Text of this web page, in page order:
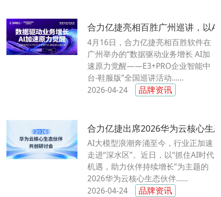
合力亿捷亮相百胜广州巡讲，以
4月16日，合力亿捷亮相百胜软件在
广州举办的“数据驱动业务增长 AI加
速原力觉醒——E3+PRO企业智能中
台-鞋服版”全国巡讲活动......
2026-04-24
品牌资讯
合力亿捷出席2026华为云核心生
AI大模型浪潮奔涌至今，行业正加速
走进“深水区”。近日，以“抓住AI时代
机遇，助力伙伴持续增长”为主题的
2026华为云核心生态伙伴......
2026-04-24
品牌资讯